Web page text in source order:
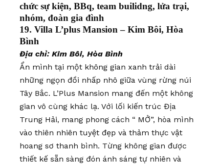
chức sự kiện, BBq, team builidng, lửa trại,
nhóm, đoàn gia đình
19. Villa L’plus Mansion – Kim Bôi, Hòa
Bình
Địa chỉ: Kim Bôi, Hòa Bình
Ẩn mình tại một không gian xanh trải dài
những ngọn đồi nhấp nhô giữa vùng rừng núi
Tây Bắc. L’Plus Mansion mang đến một không
gian vô cùng khác lạ. Với lối kiến trúc Địa
Trung Hải, mang phong cách “ MỞ”, hòa mình
vào thiên nhiên tuyệt đẹp và thảm thực vật
hoang sơ thanh bình. Từng không gian được
thiết kế sẵn sàng đón ánh sáng tự nhiên và